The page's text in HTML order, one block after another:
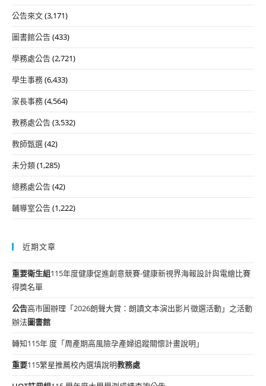
公告來文(3,171)
圖書館公告(433)
學務處公告(2,721)
學生事務(6,433)
家長事務(4,564)
教務處公告(3,532)
教師甄選(42)
未分類(1,285)
總務處公告(42)
輔導室公告(1,222)
近期文章
重要衛生組115年度健康促進創意競賽-健康新視界海報設計與電繪比賽
得獎名單
公告高市圖辦理「2026朗聲大賞：朗讀文本演出影片徵選活動」之活動
辦法圖書館
轉知115年 度「周產期高風險孕產婦追蹤關懷計畫說明」
重要115繁星推薦校內選填說明教務處